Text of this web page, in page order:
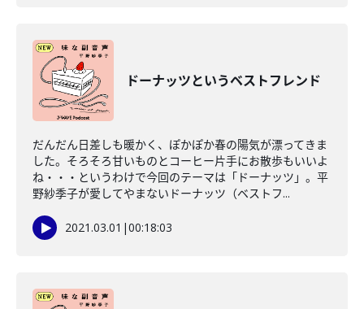
ドーナッツというベストフレンド
だんだん日差しも暖かく、ぽかぽか春の陽気が漂ってきま
した。そろそろ甘いものとコーヒー片手にお散歩もいいよ
ね・・・というわけで今回のテーマは「ドーナッツ」。平
野紗季子が愛してやまないドーナッツ（ベストフ...
2021.03.01 |00:18:03